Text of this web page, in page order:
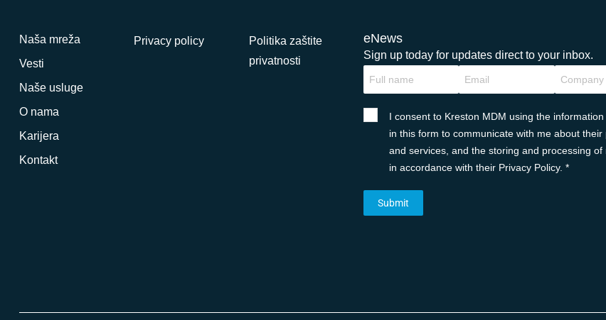
Naša mreža
Vesti
Naše usluge
O nama
Karijera
Kontakt
Privacy policy
Politika zaštite
privatnosti
eNews
Sign up today for updates direct to your inbox.
I consent to Kreston MDM using the
in this form to communicate with me about their
and services, and the storing and processing of
in accordance with their Privacy Policy. *